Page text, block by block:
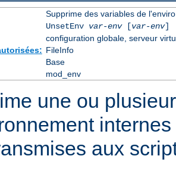
Supprime des variables de
UnsetEnv var-env[var-env]
configuration globale, serveur
FileInfo
Base
mod_env
une ou
aux